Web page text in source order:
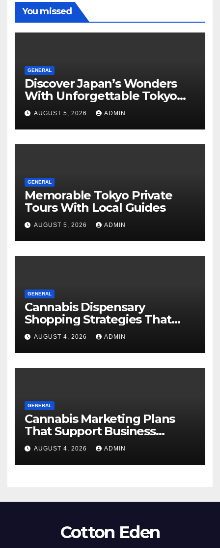
You missed
GENERAL
Discover Japan’s Wonders
With Unforgettable Tokyo
Tours For Every Traveler
AUGUST 5, 2026 ADMIN
GENERAL
Memorable Tokyo Private
Tours With Local Guides
AUGUST 5, 2026 ADMIN
GENERAL
Cannabis Dispensary
Shopping Strategies That
Work
AUGUST 4, 2026 ADMIN
GENERAL
Cannabis Marketing Plans
That Support Business
Expansion
AUGUST 4, 2026 ADMIN
Cotton Eden